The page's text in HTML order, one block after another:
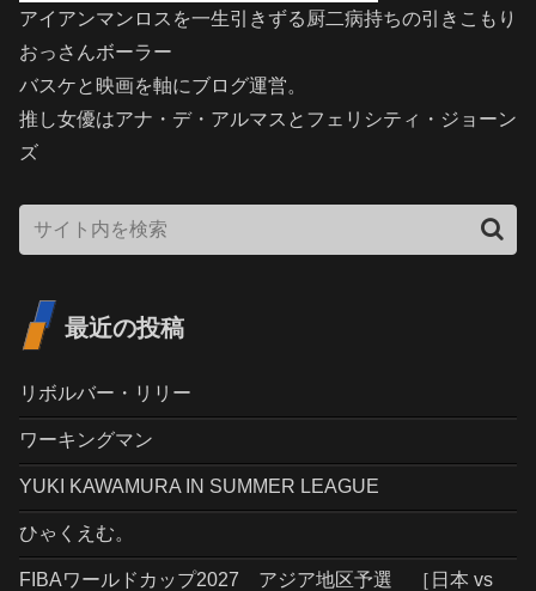
アイアンマンロスを一生引きずる厨二病持ちの引きこもり
おっさんボーラー
バスケと映画を軸にブログ運営。
推し女優はアナ・デ・アルマスとフェリシティ・ジョーン
ズ
最近の投稿
リボルバー・リリー
ワーキングマン
YUKI KAWAMURA IN SUMMER LEAGUE
ひゃくえむ。
FIBAワールドカップ2027 アジア地区予選 ［日本 vs